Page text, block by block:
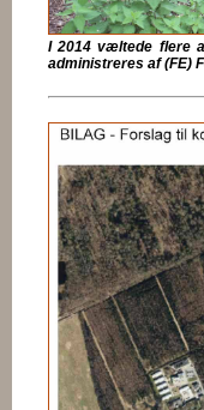
I 2014 væltede flere
administreres af (FE)